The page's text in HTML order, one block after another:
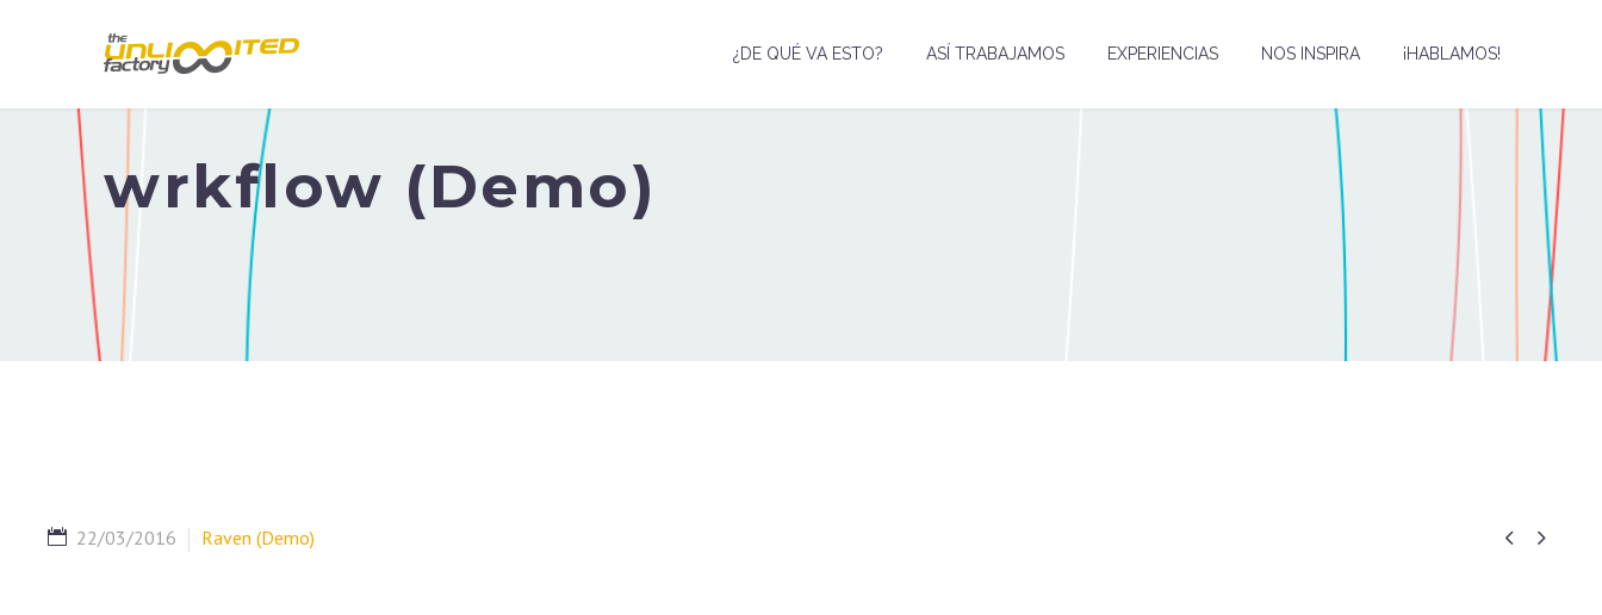
¿DE QUÉ VA ESTO? ASÍ TRABAJAMOS EXPERIENCIAS NOS INSPIRA ¡HABLAMOS!
wrkflow (Demo)
 
22/03/2016 Raven (Demo)